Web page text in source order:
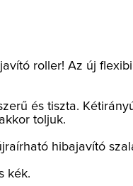
roller! Az új
és tiszta.
toljuk.
hibajavító
kék.